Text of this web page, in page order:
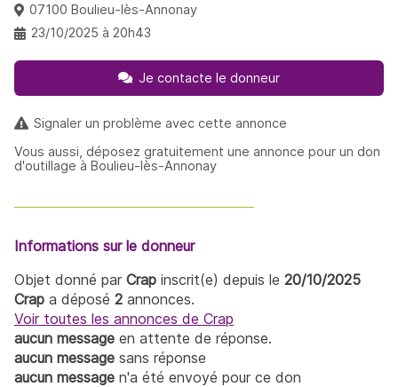
07100 Boulieu-lès-Annonay
23/10/2025 à 20h43
Je contacte le donneur
Signaler un problème avec cette annonce
Vous aussi, déposez gratuitement une annonce pour un don
d'outillage à Boulieu-lès-Annonay
Informations sur le donneur
Objet donné par Crap inscrit(e) depuis le 20/10/2025
Crap a déposé 2 annonces.
Voir toutes les annonces de Crap
aucun message en attente de réponse.
aucun message sans réponse
aucun message n'a été envoyé pour ce don